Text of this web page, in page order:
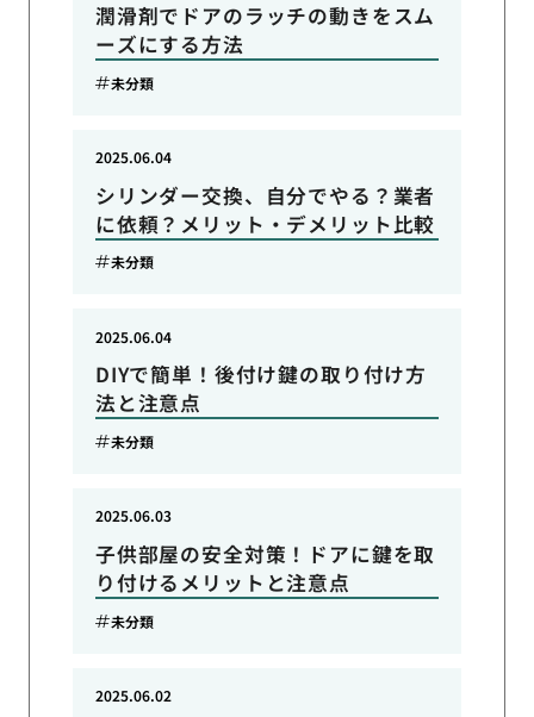
潤滑剤でドアのラッチの動きをスム
ーズにする方法
未分類
シリンダー交換、自分でやる？業者
に依頼？メリット・デメリット比較
2025.06.04
未分類
DIYで簡単！後付け鍵の取り付け方
法と注意点
2025.06.04
未分類
子供部屋の安全対策！ドアに鍵を取
り付けるメリットと注意点
2025.06.03
未分類
2025.06.02